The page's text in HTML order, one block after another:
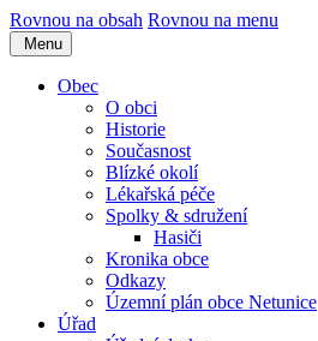
Rovnou na obsah Rovnou na menu
Menu
Obec
O obci
Historie
Současnost
Blízké okolí
Lékařská péče
Spolky & sdružení
Hasiči
Kronika obce
Odkazy
Územní plán obce Netunice
Úřad